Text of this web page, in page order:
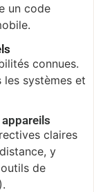
un code
connues.
systèmes et
claires
y
de